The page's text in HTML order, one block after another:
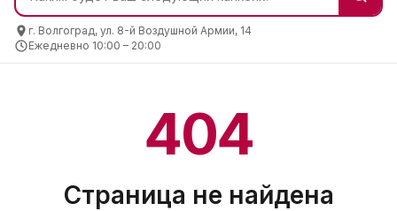
г. Волгоград, ул. 8-й Воздушной Армии, 14
Ежедневно 10:00 – 20:00
404
Страница не найдена